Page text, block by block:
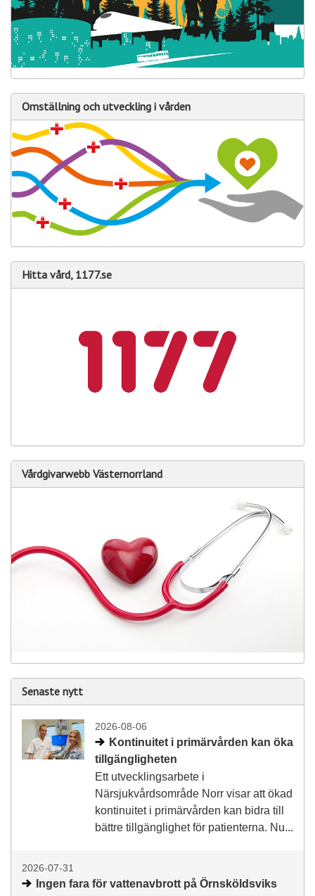
Omställning och utveckling i vården
Hitta vård, 1177.se
Vårdgivarwebb Västernorrland
Senaste nytt
2026-08-06
Kontinuitet i primärvården kan öka
tillgängligheten
Ett utvecklingsarbete i
Närsjukvårdsområde Norr visar att ökad
kontinuitet i primärvården kan bidra till
bättre tillgänglighet för patienterna. Nu...
2026-07-31
Ingen fara för vattenavbrott på Örnsköldsviks